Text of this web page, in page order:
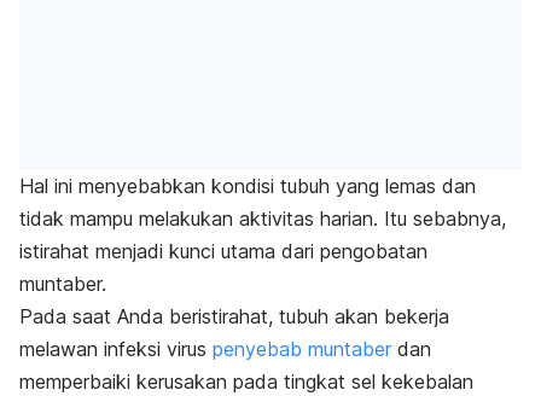
Hal ini menyebabkan kondisi tubuh yang lemas dan
tidak mampu melakukan aktivitas harian. Itu sebabnya,
istirahat menjadi kunci utama dari pengobatan
muntaber.
Pada saat Anda beristirahat, tubuh akan bekerja
melawan infeksi virus penyebab muntaber dan
memperbaiki kerusakan pada tingkat sel kekebalan